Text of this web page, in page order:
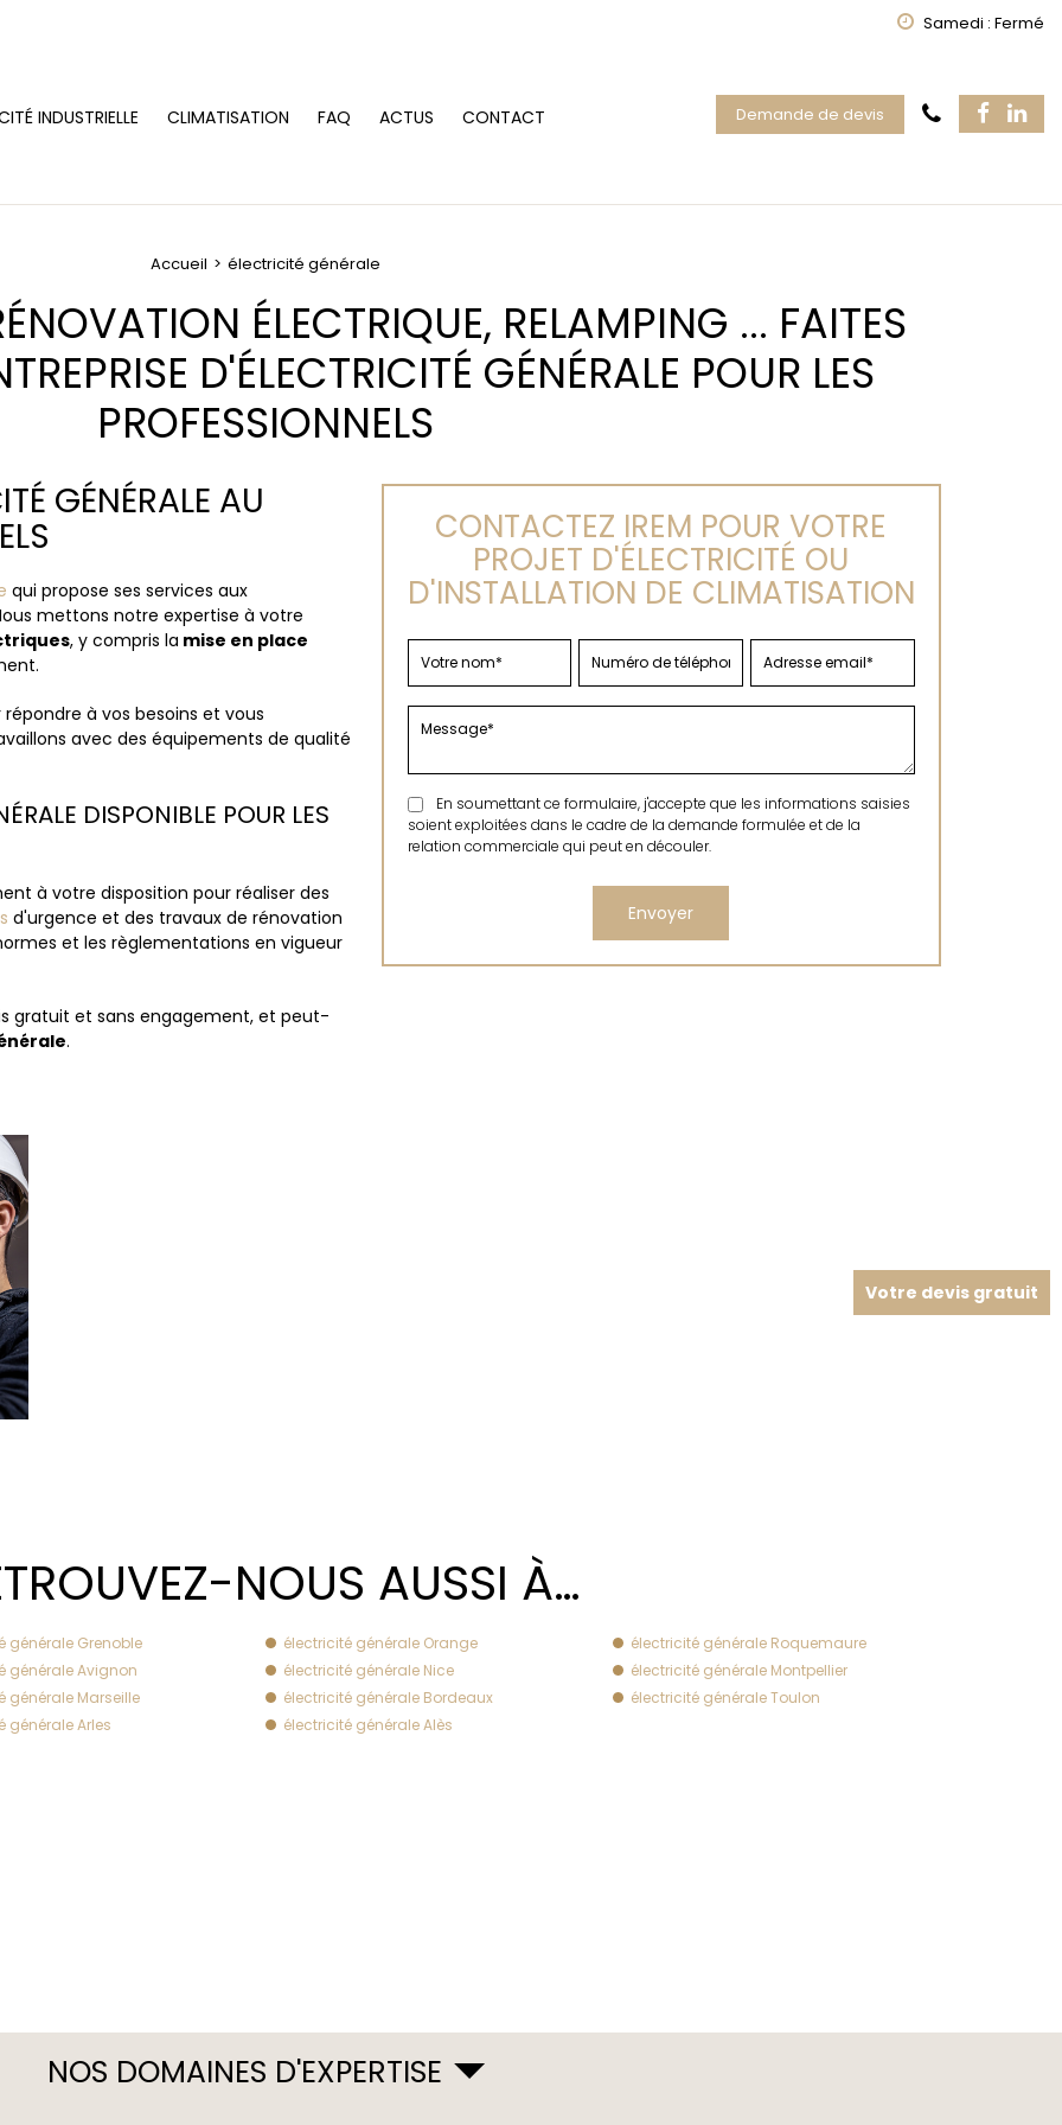
Samedi : Fermé
INDUSTRIELLE CLIMATISATION FAQ ACTUS CONTACT Demande de devis
Accueil électricité générale
ÉLECTRIQUE, RELAMPING ... FAITES
D'ÉLECTRICITÉ GÉNÉRALE POUR LES
PROFESSIONNELS
GÉNÉRALE AU
qui propose ses services aux
mettons notre expertise à votre
, y compris la mise en place
à vos besoins et vous
avec des équipements de qualité
DISPONIBLE POUR LES
à votre disposition pour réaliser des
d'urgence et des travaux de rénovation
et les règlementations en vigueur
gratuit et sans engagement, et peut-
.
CONTACTEZ IREM POUR VOTRE
PROJET D'ÉLECTRICITÉ OU
D'INSTALLATION DE CLIMATISATION
En soumettant ce formulaire, j'accepte que les informations saisies
soient exploitées dans le cadre de la demande formulée et de la
relation commerciale qui peut en découler.
NOUS AUSSI À…
générale Grenoble électricité générale Orange
électricité générale Roquemaure
générale Avignon
électricité générale Nice
électricité générale Montpellier
générale Marseille
électricité générale Bordeaux
électricité générale Toulon
générale Arles
électricité générale Alès
Votre devis gratuit
NOS DOMAINES D'EXPERTISE